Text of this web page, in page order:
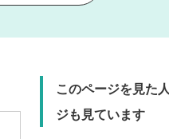
このページを見た
ジも見ています